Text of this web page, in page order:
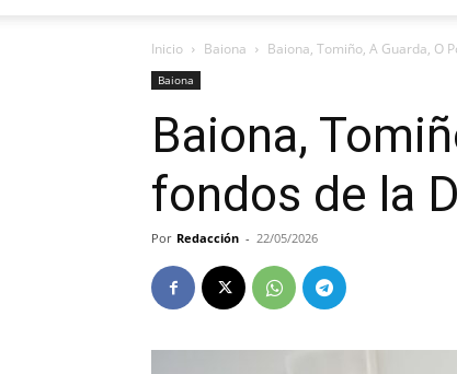
Inicio Baiona Baiona, Tomiño, A Guarda, O
Baiona
Baiona,
fondos de la
Por Redacción - 22/05/2026